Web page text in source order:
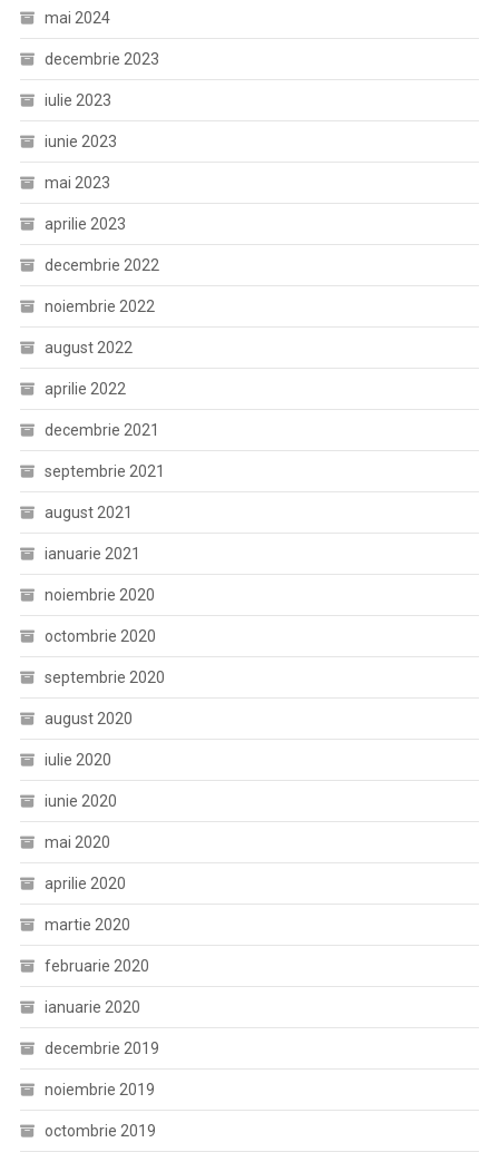
mai 2024
decembrie 2023
iulie 2023
iunie 2023
mai 2023
aprilie 2023
decembrie 2022
noiembrie 2022
august 2022
aprilie 2022
decembrie 2021
septembrie 2021
august 2021
ianuarie 2021
noiembrie 2020
octombrie 2020
septembrie 2020
august 2020
iulie 2020
iunie 2020
mai 2020
aprilie 2020
martie 2020
februarie 2020
ianuarie 2020
decembrie 2019
noiembrie 2019
octombrie 2019